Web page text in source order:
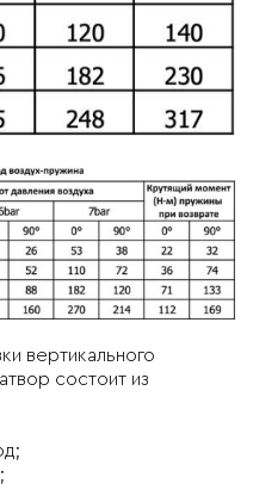
вертикального
состоит из
;